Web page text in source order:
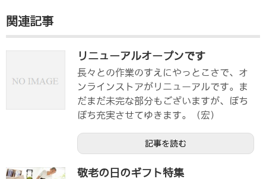
関連記事
リニューアルオープンです
長々との作業のすえにやっとこさで、オ
ンラインストアがリニューアルです。ま
だまだ未完な部分もございますが、ぼち
ぼち充実させてゆきます。（宏）
記事を読む
敬老の日のギフト特集